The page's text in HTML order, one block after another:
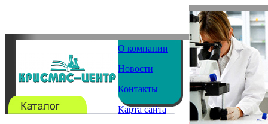
О компании
Новости
Контакты
Карта сайта